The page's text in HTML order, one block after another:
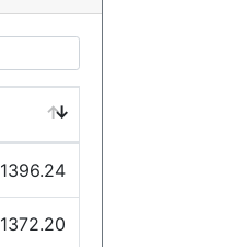
1396.24
1372.20